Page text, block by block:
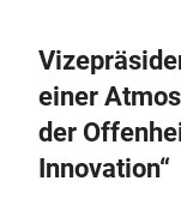
einer
der
Innovation“